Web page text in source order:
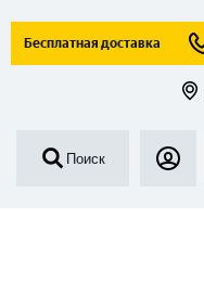
Бесплатная доставка
Поиск